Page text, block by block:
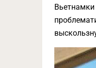
Вьетнамки